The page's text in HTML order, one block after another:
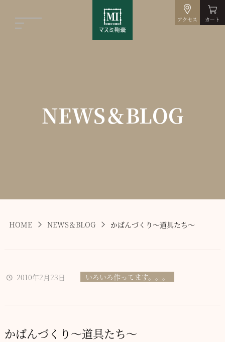
アクセス カート
NEWS＆BLOG
HOME NEWS＆BLOG かばんづくり～道具たち～
2010年2月23日 いろいろ作ってます。。。
かばんづくり～道具たち～